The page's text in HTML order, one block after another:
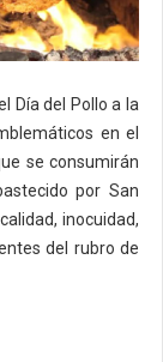
Día del Pollo a la
en el
se consumirán
por San
inocuidad,
del rubro de